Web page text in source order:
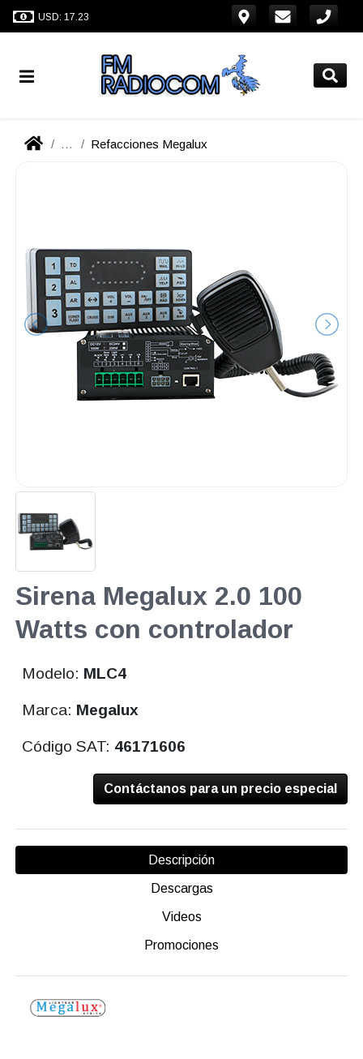
USD: 17.23
... Refacciones Megalux
Sirena Megalux 2.0 100
Watts con controlador
Modelo: MLC4
Marca: Megalux
Código SAT: 46171606
Contáctanos para un precio especial
Descripción
Descargas
Videos
Promociones